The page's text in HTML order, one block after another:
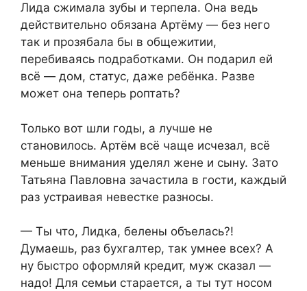
Лида сжимала зубы и терпела. Она ведь
действительно обязана Артёму — без него
так и прозябала бы в общежитии,
перебиваясь подработками. Он подарил ей
всё — дом, статус, даже ребёнка. Разве
может она теперь роптать?
Только вот шли годы, а лучше не
становилось. Артём всё чаще исчезал, всё
меньше внимания уделял жене и сыну. Зато
Татьяна Павловна зачастила в гости, каждый
раз устраивая невестке разносы.
— Ты что, Лидка, белены объелась?!
Думаешь, раз бухгалтер, так умнее всех? А
ну быстро оформляй кредит, муж сказал —
надо! Для семьи старается, а ты тут носом